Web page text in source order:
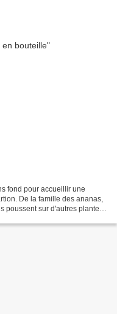
fond pour accueillir une
De la famille des ananas,
sur d'autres plantes,